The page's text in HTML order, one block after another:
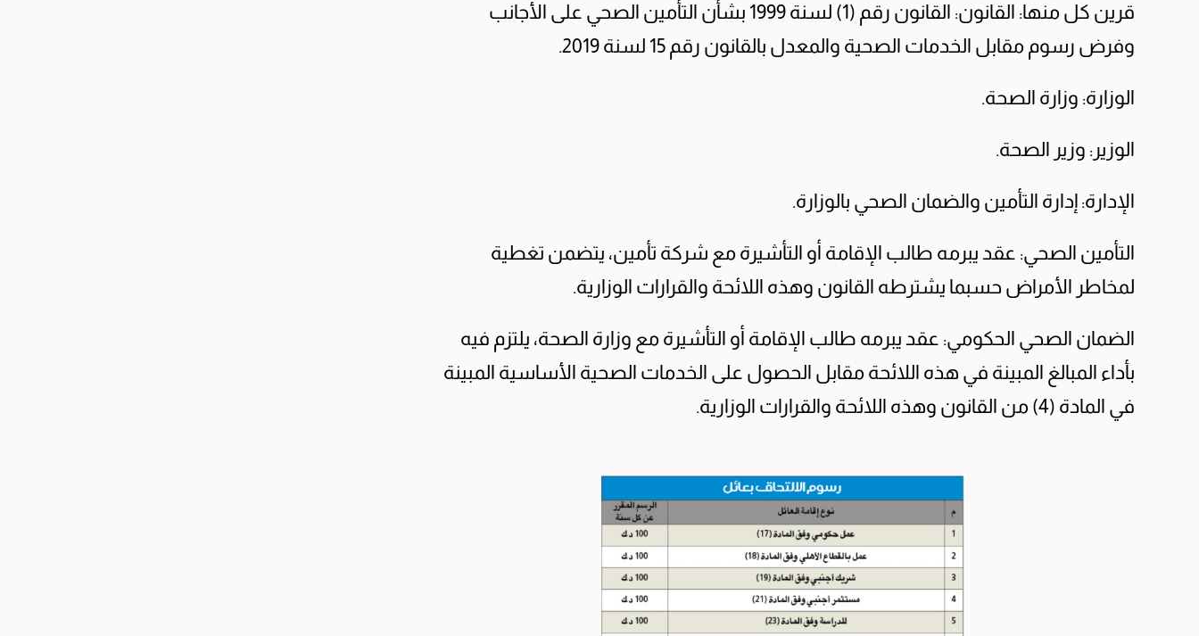
قرين كل منها: القانون: القانون رقم (1) لسنة 1999 بشأن التأمين الصحي على الأجانب
وفرض رسوم مقابل الخدمات الصحية والمعدل بالقانون رقم 15 لسنة 2019.
الوزارة: وزارة الصحة.
الوزير: وزير الصحة.
الإدارة: إدارة التأمين والضمان الصحي بالوزارة.
التأمين الصحي: عقد يبرمه طالب الإقامة أو التأشيرة مع شركة تأمين، يتضمن تغطية
لمخاطر الأمراض حسبما يشترطه القانون وهذه اللائحة والقرارات الوزارية.
الضمان الصحي الحكومي: عقد يبرمه طالب الإقامة أو التأشيرة مع وزارة الصحة، يلتزم فيه
بأداء المبالغ المبينة في هذه اللائحة مقابل الحصول على الخدمات الصحية الأساسية المبينة
في المادة (4) من القانون وهذه اللائحة والقرارات الوزارية.